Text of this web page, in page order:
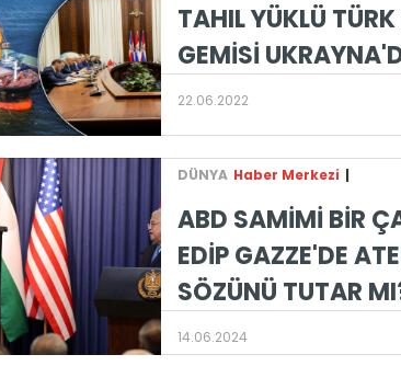
TAHIL YÜKLÜ
GEMİSİ
22.06.2022
DÜNYA Haber Merkezi |
ABD SAMİMİ BİR
EDİP GAZZE'DE
SÖZÜNÜ TUTAR
14.06.2024